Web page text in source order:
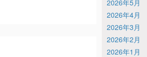
2026年5月
2026年4月
2026年3月
2026年2月
2026年1月